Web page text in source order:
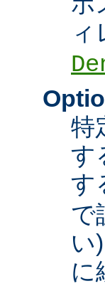
特
す
す
で
い
に